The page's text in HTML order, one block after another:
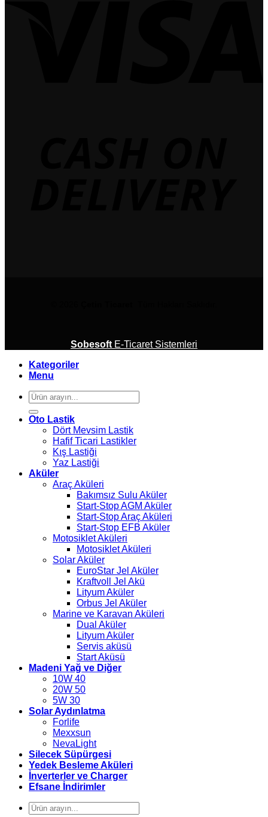
Sobesoft E-Ticaret Sistemleri
Kategoriler
Menu
Ara:
Oto Lastik
Dört Mevsim Lastik
Hafif Ticari Lastikler
Kış Lastiği
Yaz Lastiği
Aküler
Araç Aküleri
Bakımsız Sulu Aküler
Start-Stop AGM Aküler
Start-Stop Araç Aküleri
Start-Stop EFB Aküler
Motosiklet Aküleri
Motosiklet Aküleri
Solar Aküler
EuroStar Jel Aküler
Kraftvoll Jel Akü
Lityum Aküler
Orbus Jel Aküler
Marine ve Karavan Aküleri
Dual Aküler
Lityum Aküler
Servis aküsü
Start Aküsü
Madeni Yağ ve Diğer
10W 40
20W 50
5W 30
Solar Aydınlatma
Forlife
Mexxsun
NevaLight
Silecek Süpürgesi
Yedek Besleme Aküleri
İnverterler ve Charger
Efsane İndirimler
Ara: